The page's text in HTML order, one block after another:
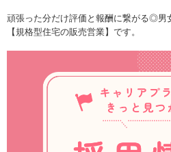
頑張った分だけ評価と報酬に繋がる◎男
【規格型住宅の販売営業】です。